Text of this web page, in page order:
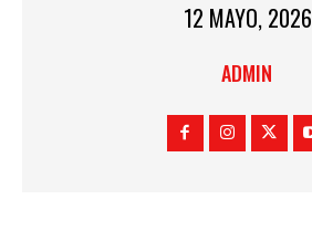
12 MAYO, 2026
ADMIN